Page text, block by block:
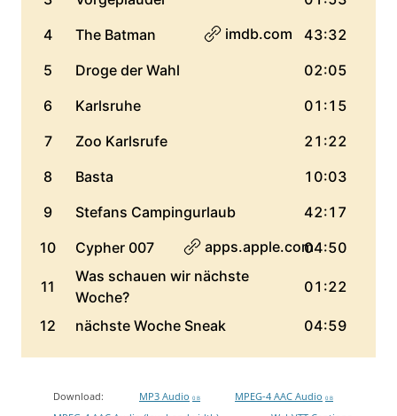
Download: MP3 Audio 0 B MPEG-4 AAC Audio 0 B